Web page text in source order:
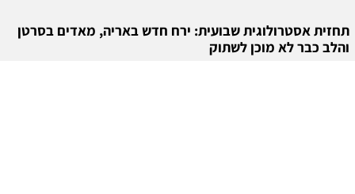
תחזית אסטרולוגית שבועית: ירח חדש באריה, מאדים בסרטן
והלב כבר לא מוכן לשתוק